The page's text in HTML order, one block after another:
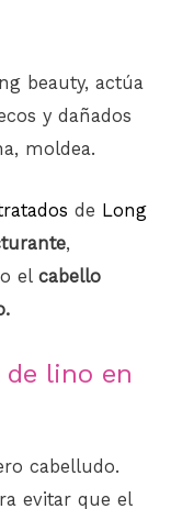
beauty, actúa
y dañados
moldea.
de Long
,
el cabello
lino en
cabelludo.
evitar que el